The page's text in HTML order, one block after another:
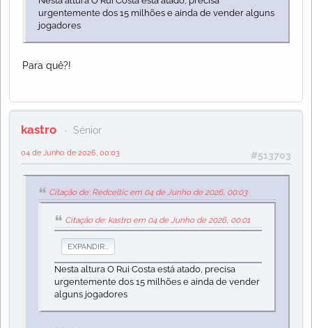
urgentemente dos 15 milhões e ainda de vender alguns
jogadores
Para quê?!
kastro Sénior
#513703
04 de Junho de 2026, 00:03
Citação de: Redceltic em 04 de Junho de 2026, 00:03
Citação de: kastro em 04 de Junho de 2026, 00:01
EXPANDIR...
Nesta altura O Rui Costa está atado, precisa
urgentemente dos 15 milhões e ainda de vender
alguns jogadores